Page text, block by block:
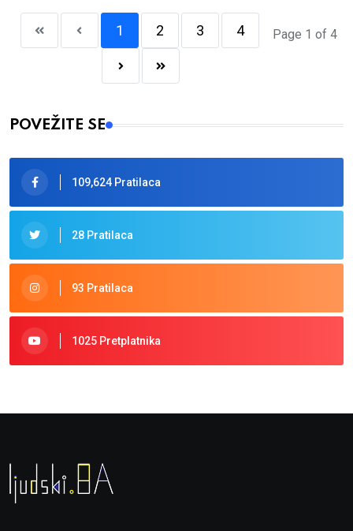
Page 1 of 4
1 2 3 4
POVEŽITE SE
109,624 Pratilaca
28 Pratilaca
93 Pratilaca
1025 Pretplatnika